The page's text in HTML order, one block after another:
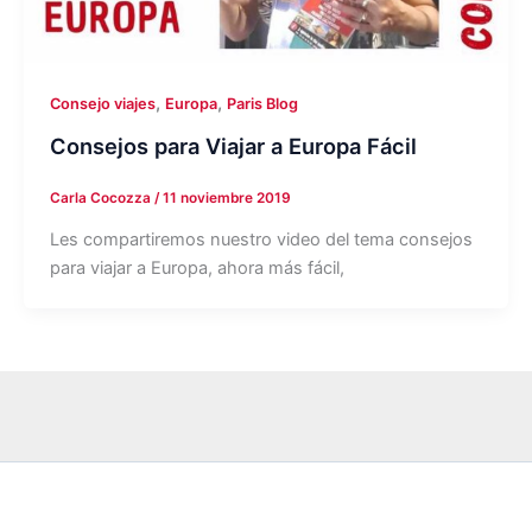
Consejo viajes, Europa, Paris Blog
Consejos para Viajar a Europa Fácil
Carla Cocozza /11 noviembre 2019
Les compartiremos nuestro video del tema consejos
para viajar a Europa, ahora más fácil,